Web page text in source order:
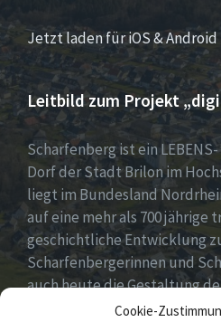
Cookie-
Jetzt laden für iOS & Android
Leitbild zum Projekt
Scharfenberg ist ein LEBENS-
Dorf der Stadt Brilon im
liegt im Bundesland
auf eine mehr als 700 jährige
geschichtliche Entwicklung
Scharfenbergerinnen und
auch heute die Gestaltung
Händen mit neuen,